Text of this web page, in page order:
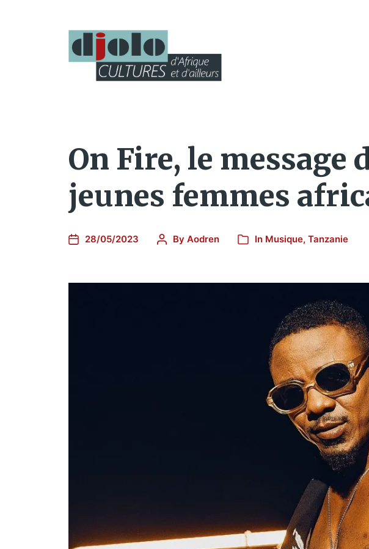
On Fire, le message
jeunes femmes
28/05/2023 By Aodren In Musique, Tanzanie